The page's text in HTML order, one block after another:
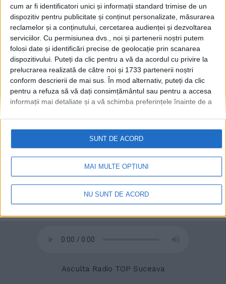
cum ar fi identificatori unici și informații standard trimise de un
dispozitiv pentru publicitate și conținut personalizate, măsurarea
reclamelor și a conținutului, cercetarea audienței și dezvoltarea
serviciilor. Cu permisiunea dvs., noi și partenerii noștri putem
folosi date și identificări precise de geolocație prin scanarea
dispozitivului. Puteți da clic pentru a vă da acordul cu privire la
prelucrarea realizată de către noi și 1733 partenerii noștri
conform descrierii de mai sus. În mod alternativ, puteți da clic
pentru a refuza să vă dați consimțământul sau pentru a accesa
informații mai detaliate și a vă schimba preferințele înainte de a
retrageți consimțământul în orice moment, revenind la acest site
și făcând clic pe butonul "Confidențialitate" din partea de jos a
paginii web.
MAI MULTE OPȚIUNI
NU SUNT DE ACORD
SUNT DE ACORD
Asculta Radio TOP Suceava